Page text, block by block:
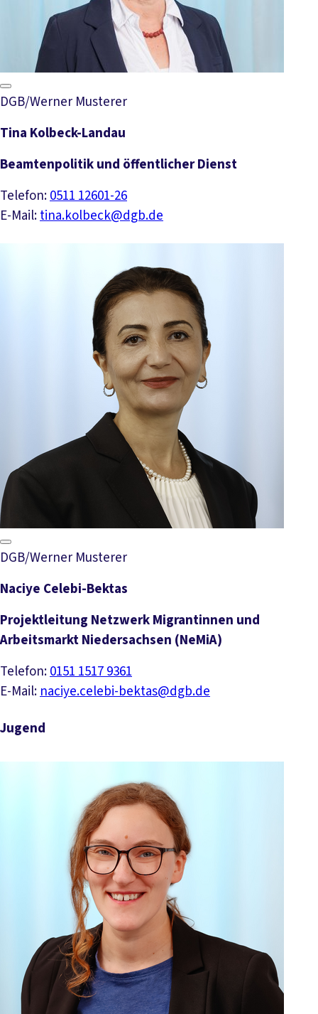
DGB/Werner Musterer
Tina Kolbeck-Landau
Beamtenpolitik und öffentlicher Dienst
Telefon:0511 12601-26
E-Mail:tina.kolbeck@dgb.de
DGB/Werner Musterer
Naciye Celebi-Bektas
Projektleitung Netzwerk Migrantinnen und
Arbeitsmarkt Niedersachsen (NeMiA)
Telefon:0151 1517 9361
E-Mail:naciye.celebi-bektas@dgb.de
Jugend